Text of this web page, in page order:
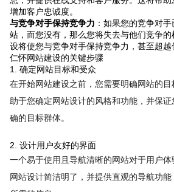
增加客户忠诚度。
与竞争对手保持竞争力 ：如果您的竞争对
站，而您没有，那么您将失去与他们竞争
设将使您与竞争对手保持竞争力，甚至超越
仁怀网站建设的关键步骤
1. 确定网站目标和受众
在开始网站建设之前，您需要明确网站的
助于您确定网站设计的风格和功能，并保
确的目标群体。
2. 设计用户友好的界面
一个易于使用且导航清晰的网站对于用户
网站设计简洁明了，并提供直观的导航功